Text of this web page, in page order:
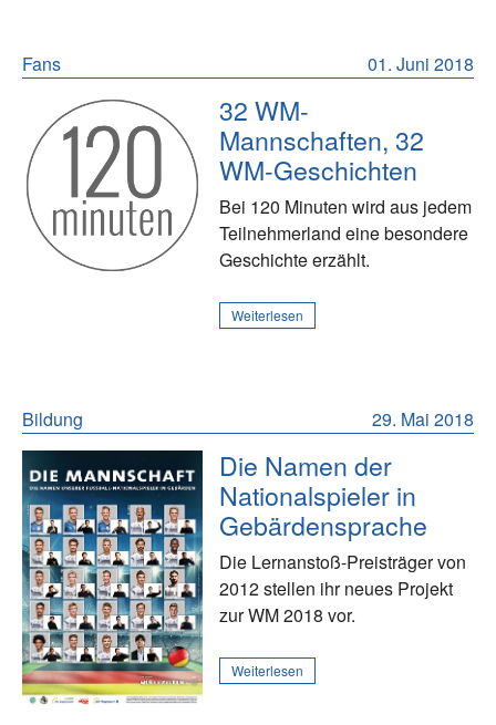
01. Juni 2018
Fans
32 WM-
Mannschaften, 32
WM-Geschichten
Bei 120 Minuten wird aus jedem
Teilnehmerland eine besondere
Geschichte erzählt.
Weiterlesen
29. Mai 2018
Bildung
Die Namen der
Nationalspieler in
Gebärdensprache
Die Lernanstoß-Preisträger von
2012 stellen ihr neues Projekt
zur WM 2018 vor.
Weiterlesen